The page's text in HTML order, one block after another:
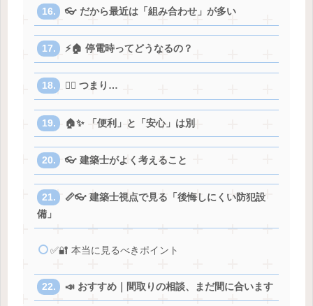
👓 だから最近は「組み合わせ」が多い
⚡🏠 停電時ってどうなるの？
😵‍💫 つまり…
🏠✨ 「便利」と「安心」は別
👓 建築士がよく考えること
📏👓 建築士視点で見る「後悔しにくい防犯設
備」
✅🔐 本当に見るべきポイント
📣 おすすめ｜間取りの相談、まだ間に合います